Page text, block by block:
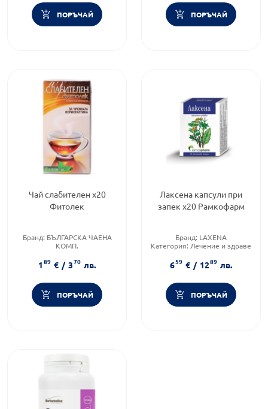
ПОРЪЧАЙ ПОРЪЧАЙ
Чай слабителен х20
Фитолек
Бранд: БЪЛГАРСКА ЧАЕНА
КОМП.
Форма на продукта:пакетче
189 € / 370 лв.
ПОРЪЧАЙ
Лаксена капсули при
запек х20 Рамкофарм
Бранд: LAXENA
Категория: Лечение и здраве
659 € / 1289 лв.
ПОРЪЧАЙ